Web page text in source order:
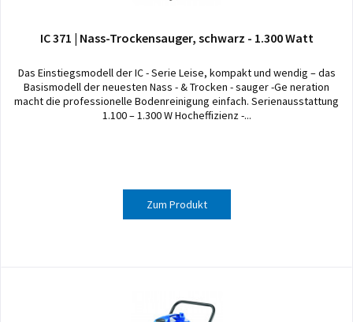
IC 371 | Nass-Trockensauger, schwarz - 1.300 Watt
Das Einstiegsmodell der IC - Serie Leise, kompakt und wendig – das
Basismodell der neuesten Nass - & Trocken - sauger -Ge neration
macht die professionelle Bodenreinigung einfach. Serienausstattung
1.100 – 1.300 W Hocheffizienz -...
Zum Produkt